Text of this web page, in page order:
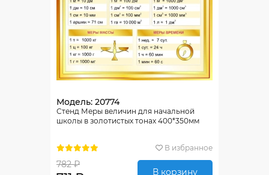
Модель: 20774
Стенд Меры величин для начальной
школы в золотистых тонах 400*350мм
В избранное
782 ₽
В корзину